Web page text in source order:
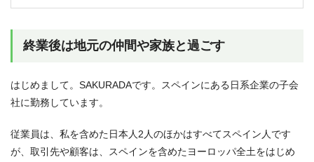
終業後は地元の仲間や家族と過ごす
はじめまして。SAKURADAです。スペインにある日系企業の子会
社に勤務しています。
従業員は、私を含めた日本人2人のほかはすべてスペイン人です
が、取引先や顧客は、スペインを含めたヨーロッパ全土をはじめ